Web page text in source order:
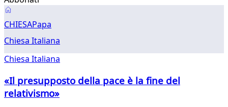
Chiesa
CHIESAPapa
Chiesa Italiana
Chiesa Italiana
«Il presupposto della pace è la fine del
relativismo»